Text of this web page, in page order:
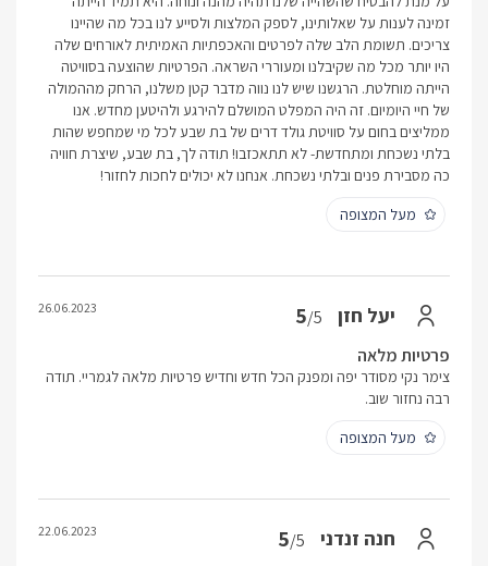
זמינה לענות על שאלותינו, לספק המלצות ולסייע לנו בכל מה שהיינו
צריכים. תשומת הלב שלה לפרטים והאכפתיות האמיתית לאורחים שלה
היו יותר מכל מה שקיבלנו ומעוררי השראה. הפרטיות שהוצעה בסוויטה
הייתה מוחלטת. הרגשנו שיש לנו נווה מדבר קטן משלנו, הרחק מההמולה
של חיי היומיום. זה היה המפלט המושלם להירגע ולהיטען מחדש. אנו
ממליצים בחום על סוויטת גולד דרים של בת שבע לכל מי שמחפש שהות
בלתי נשכחת ומתחדשת- לא תתאכזבו! תודה לך, בת שבע, שיצרת חוויה
כה מסבירת פנים ובלתי נשכחת. אנחנו לא יכולים לחכות לחזור!
מעל המצופה
יעל חזן 5/5
26.06.2023
פרטיות מלאה
צימר נקי מסודר יפה ומפנק הכל חדש וחדיש פרטיות מלאה לגמריי. תודה
רבה נחזור שוב.
מעל המצופה
חנה זנדני 5/5
22.06.2023